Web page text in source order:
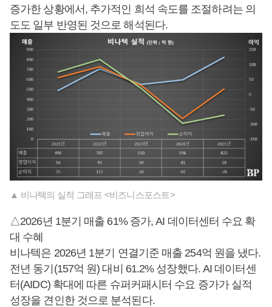
증가한 상황에서, 추가적인 희석 속도를 조절하려는 의
도도 일부 반영된 것으로 해석된다.
▲ 비나텍의 실적 그래프 <비즈니스포스트>
△2026년 1분기 매출 61% 증가, AI 데이터센터 수요 확
대 수혜
비나텍은 2026년 1분기 연결기준 매출 254억 원을 냈다.
전년 동기(157억 원) 대비 61.2% 성장했다. AI 데이터센
터(AIDC) 확대에 따른 슈퍼커패시터 수요 증가가 실적
성장을 견인한 것으로 분석된다.